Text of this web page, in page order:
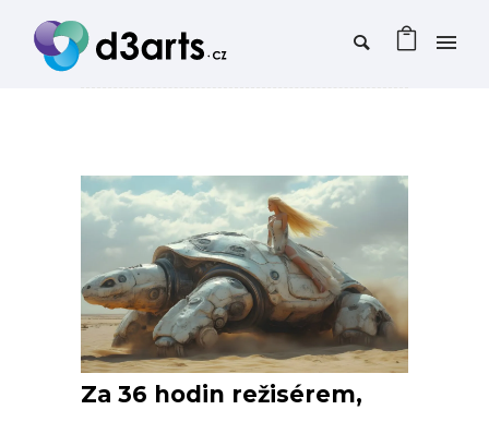
Za 36 hodin režisérem,